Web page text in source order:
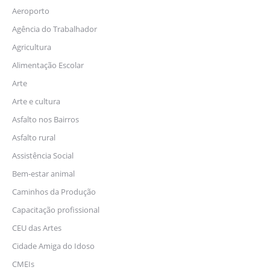
Aeroporto
Agência do Trabalhador
Agricultura
Alimentação Escolar
Arte
Arte e cultura
Asfalto nos Bairros
Asfalto rural
Assistência Social
Bem-estar animal
Caminhos da Produção
Capacitação profissional
CEU das Artes
Cidade Amiga do Idoso
CMEIs